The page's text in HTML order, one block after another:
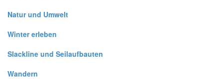
Natur und Umwelt
Winter erleben
Slackline und Seilaufbauten
Wandern